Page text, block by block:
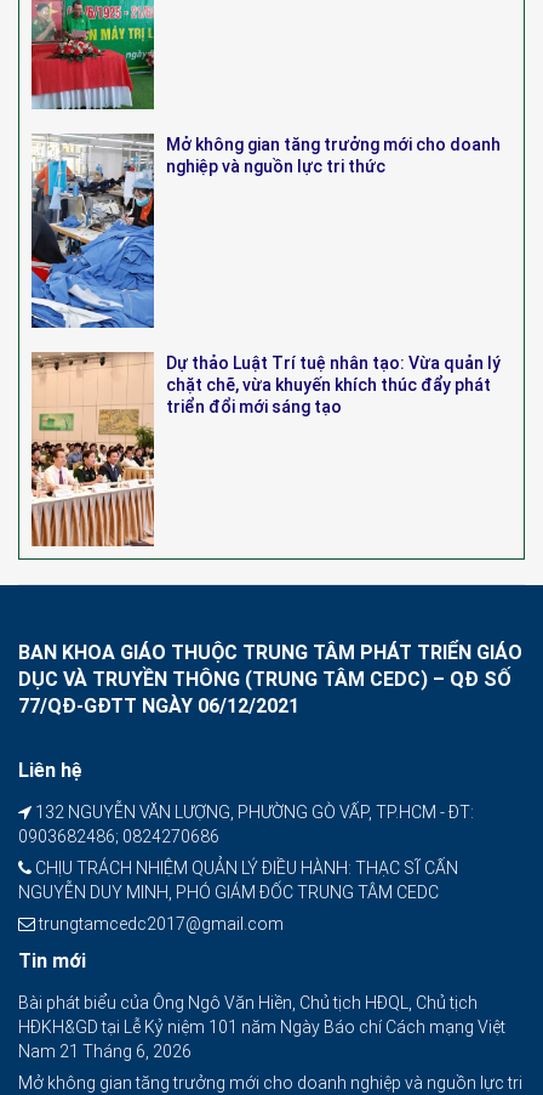
Mở không gian tăng trưởng mới cho doanh
nghiệp và nguồn lực tri thức
Dự thảo Luật Trí tuệ nhân tạo: Vừa quản lý
chặt chẽ, vừa khuyến khích thúc đẩy phát
triển đổi mới sáng tạo
BAN KHOA GIÁO THUỘC TRUNG TÂM PHÁT TRIỂN GIÁO
DỤC VÀ TRUYỀN THÔNG (TRUNG TÂM CEDC) – QĐ SỐ
77/QĐ-GĐTT NGÀY 06/12/2021
Liên hệ
132 NGUYỄN VĂN LƯỢNG, PHƯỜNG GÒ VẤP, TP.HCM - ĐT:
0903682486; 0824270686
CHỊU TRÁCH NHIỆM QUẢN LÝ ĐIỀU HÀNH: THẠC SĨ CẤN
NGUYỄN DUY MINH, PHÓ GIÁM ĐỐC TRUNG TÂM CEDC
trungtamcedc2017@gmail.com
Tin mới
Bài phát biểu của Ông Ngô Văn Hiền, Chủ tịch HĐQL, Chủ tịch
HĐKH&GD tại Lễ Kỷ niệm 101 năm Ngày Báo chí Cách mạng Việt
Nam 21 Tháng 6, 2026
Mở không gian tăng trưởng mới cho doanh nghiệp và nguồn lực tri